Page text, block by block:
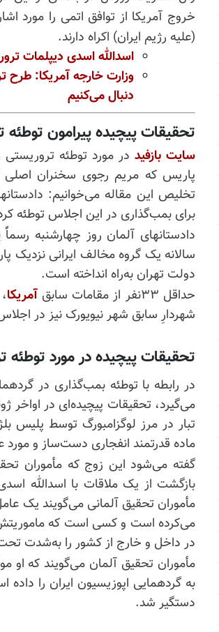
خروج آمریکا از توافق اتمی را مورد
(علیه رژیم ایران) اکراه دارند.
اسدالله اسدی دیپلمات
وزارت‌ خارجه آمریکا:‌ طرح
دنبال می‌کنیم
تحقیقات پیچیده پیرامون
سایت بازفید در مورد توطئه
پاریس که مریم رجوی سخنران اصلی
تخلیص این مقاله می‌خوانیم:
برای بمب‌گذاری در این اجلاس توطئه
دادستانهای آلمان روز چهارشنبه‌ رسماًً
سالانه یک گروه مخالف ایرانی نزدیک
دولت تهران به‌راه انداخته است.
حداقل ۳۳نفر از مقامات سابق
آمریکا
شهردارِ سابق شهر نیویورک نیز در اجلاس ۳۰ژوئن شورای ملی مقاومت ایران حضور
تحقیقات پیچیده در مورد توطئه
می‌گیرد، تحقیقات پیچیده‌ای در اواخر
ماده قدرتمند انفجاری دست‌ساز و
بازگشت از یک ملاقات با اسدالله
می‌کرده است و کسی است که
در داخل و خارج از کشور را به‌شدت تحت
مأموران تحقیق آلمان می‌گویند که او
به گردهمایی اپوزیسیون ایران را
دستگیر شد.